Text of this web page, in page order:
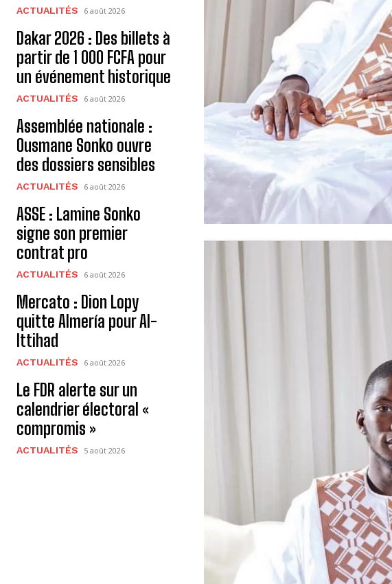
ACTUALITÉS 6 août 2026
Dakar 2026 : Des billets à
partir de 1 000 FCFA pour
un événement historique
ACTUALITÉS 6 août 2026
Assemblée nationale :
Ousmane Sonko ouvre
des dossiers sensibles
ACTUALITÉS 6 août 2026
ASSE : Lamine Sonko
signe son premier
contrat pro
ACTUALITÉS 6 août 2026
Mercato : Dion Lopy
quitte Almería pour Al-
Ittihad
ACTUALITÉS 6 août 2026
Le FDR alerte sur un
calendrier électoral «
compromis »
ACTUALITÉS 5 août 2026